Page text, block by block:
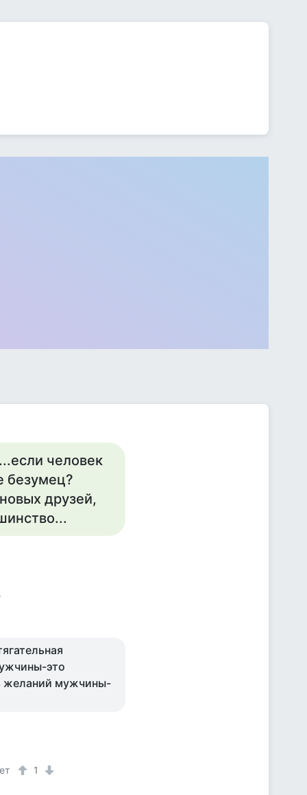
человек
безумец?
друзей,
это
желаний мужчины-
1